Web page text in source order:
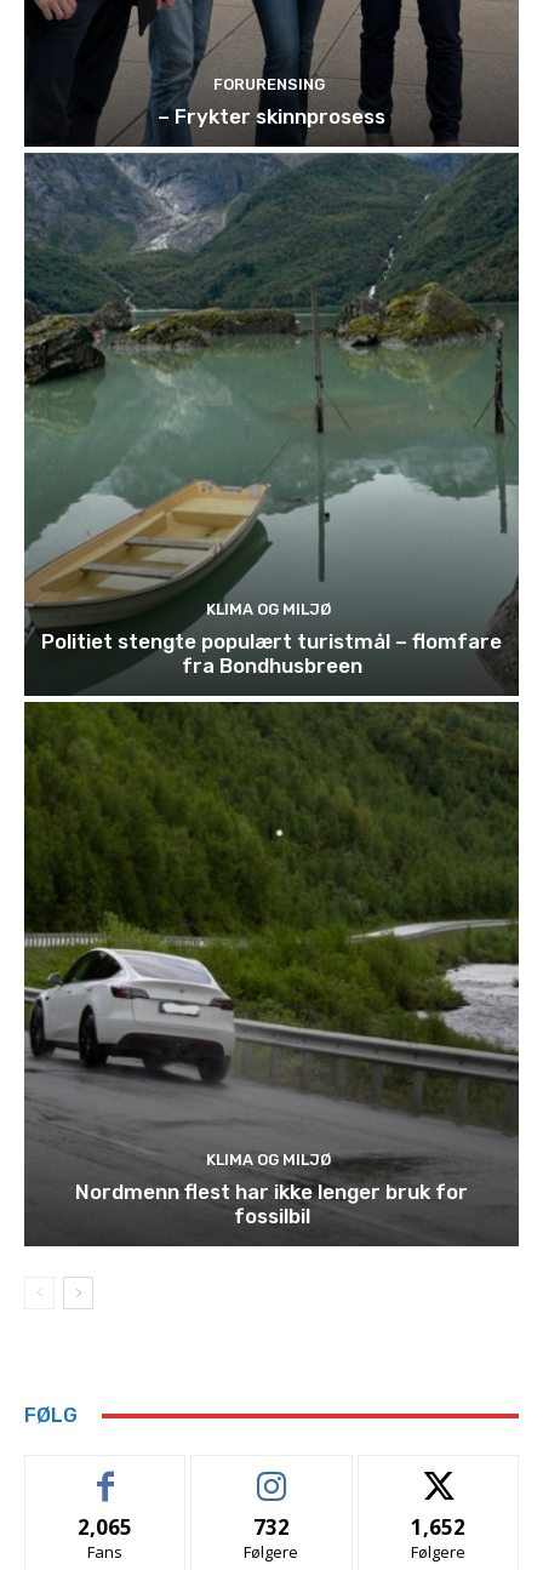
FORURENSING
– Frykter skinnprosess
KLIMA OG MILJØ
Politiet stengte populært turistmål – flomfare
fra Bondhusbreen
KLIMA OG MILJØ
Nordmenn flest har ikke lenger bruk for
fossilbil
FØLG
2,065
Fans
732
Følgere
1,652
Følgere